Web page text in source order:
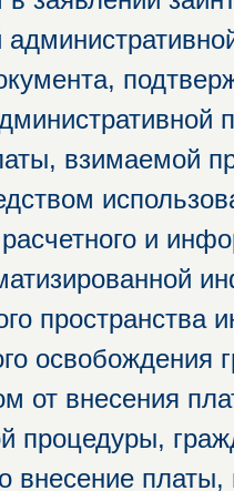
взимаемой
и
пространства
освобождения
от внесения
процедуры,
внесение